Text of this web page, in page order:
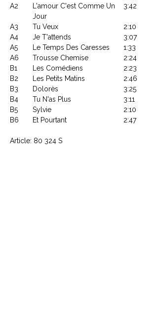
A2
L'amour C'est Comme Un
Jour
3:42
A3 Tu Veux
2:10
A4
Je T'attends
3:07
A5
Le Temps Des Caresses
1:33
A6
Trousse Chemise
2:24
B1
Les Comédiens
2:23
B2
Les Petits Matins
2:46
B3
Dolorès
3:25
B4
Tu N'as Plus
3:11
B5
Sylvie
2:10
B6
Et Pourtant 2:47
Article: 80 324 S